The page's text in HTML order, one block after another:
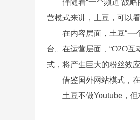
伴随着“一个频道”战略
营模式来讲，土豆，可以
在内容层面，土豆“一个
台。在运营层面，“O2O
式，将产生巨大的粉丝效
借鉴国外网站模式，在
土豆不做Youtube，但